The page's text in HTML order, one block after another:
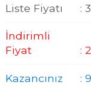
Liste Fiyatı :
İndirimli
Fiyat
:
Kazancınız :